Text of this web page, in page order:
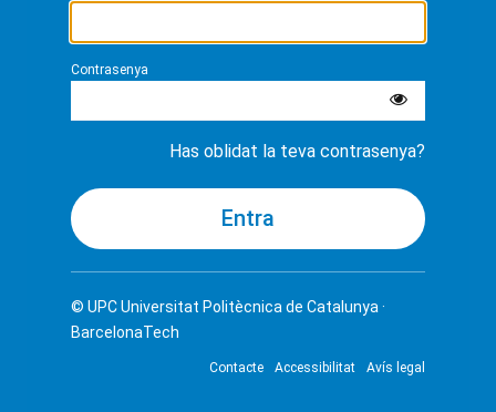
Contrasenya
Has oblidat la teva contrasenya?
© UPCUniversitat Politècnica de Catalunya ·
BarcelonaTech
Contacte Accessibilitat Avís legal